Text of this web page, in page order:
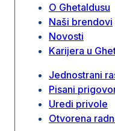
O Ghetaldusu
Naši brendovi
Novosti
Karijera u
Jednostrani
Pisani
Uredi privole
Otvorena